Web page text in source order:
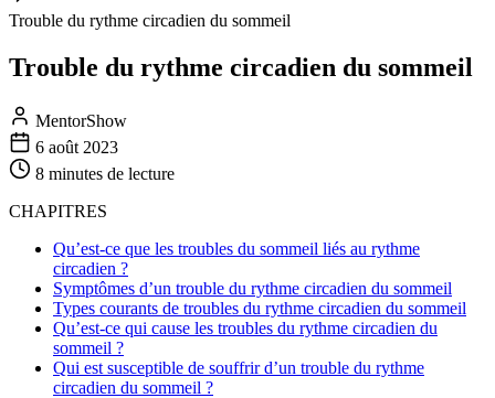
Trouble du rythme circadien du sommeil
Trouble du rythme circadien du sommeil
MentorShow
6 août 2023
8 minutes de lecture
CHAPITRES
Qu’est-ce que les troubles du sommeil liés au rythme
circadien ?
Symptômes d’un trouble du rythme circadien du sommeil
Types courants de troubles du rythme circadien du sommeil
Qu’est-ce qui cause les troubles du rythme circadien du
sommeil ?
Qui est susceptible de souffrir d’un trouble du rythme
circadien du sommeil ?